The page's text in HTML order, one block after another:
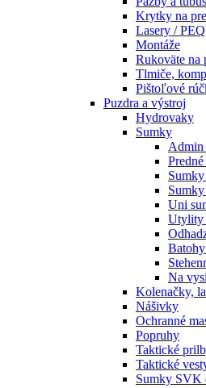
Krytky na
Lasery /
Montáže
Rukoväte na
Tlmiče,
Pištoľové
Puzdra a výstroj
Hydrovaky
Sumky
Admin
Uni
Utylity
Na
Kolenačky,
Nášivky
Ochranné
Popruhy
Taktické
Taktické
Sumky SVK